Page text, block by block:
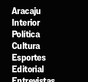
Aracaju
Interior
Política
Cultura
Esportes
Editorial